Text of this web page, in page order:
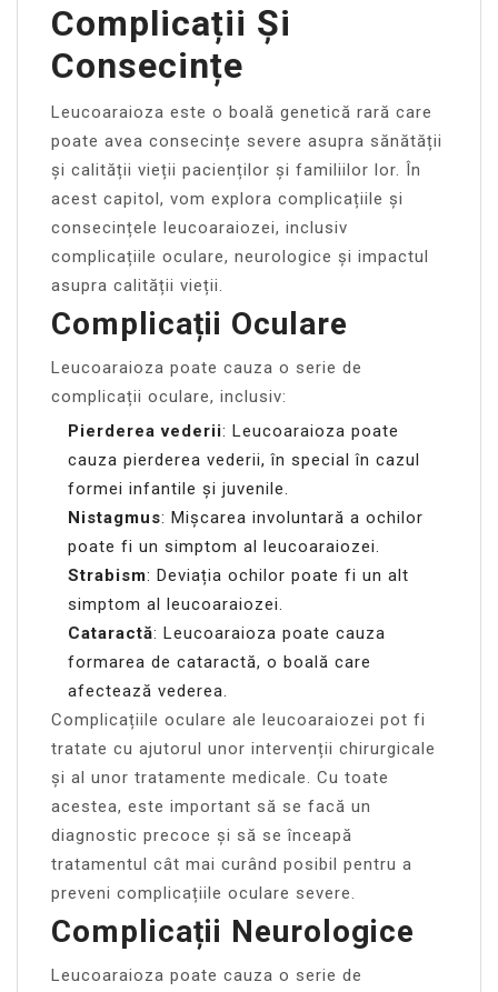
Complicații Și
Consecințe
Leucoaraioza este o boală genetică rară care
poate avea consecințe severe asupra sănătății
și calității vieții pacienților și familiilor lor. În
acest capitol, vom explora complicațiile și
consecințele leucoaraiozei, inclusiv
complicațiile oculare, neurologice și impactul
asupra calității vieții.
Complicații Oculare
Leucoaraioza poate cauza o serie de
complicații oculare, inclusiv:
Pierderea vederii: Leucoaraioza poate
cauza pierderea vederii, în special în cazul
formei infantile și juvenile.
Nistagmus: Mișcarea involuntară a ochilor
poate fi un simptom al leucoaraiozei.
Strabism: Deviația ochilor poate fi un alt
simptom al leucoaraiozei.
Cataractă: Leucoaraioza poate cauza
formarea de cataractă, o boală care
afectează vederea.
Complicațiile oculare ale leucoaraiozei pot fi
tratate cu ajutorul unor intervenții chirurgicale
și al unor tratamente medicale. Cu toate
acestea, este important să se facă un
diagnostic precoce și să se înceapă
tratamentul cât mai curând posibil pentru a
preveni complicațiile oculare severe.
Complicații Neurologice
Leucoaraioza poate cauza o serie de